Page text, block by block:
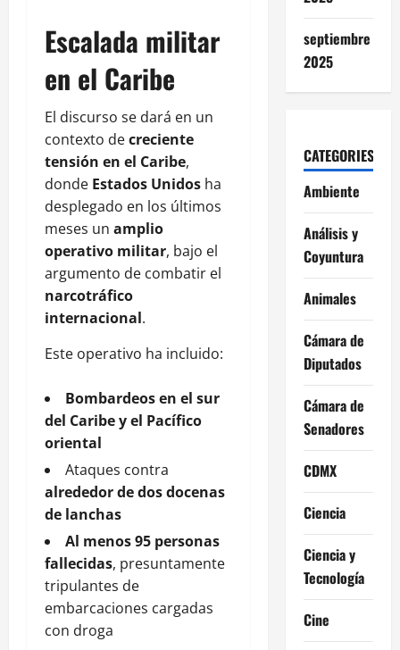
Escalada militar
en el Caribe
El discurso se dará en un
contexto decreciente
tensión en el Caribe,
donde Estados Unidos ha
desplegado en los últimos
meses un amplio
operativo militar, bajo el
argumento de combatir el
narcotráfico
internacional.
Este operativo ha incluido:
Bombardeos en el sur
del Caribe y el Pacífico
oriental
Ataques contra
alrededor de dos docenas
de lanchas
Al menos 95 personas
fallecidas, presuntamente
tripulantes de
embarcaciones cargadas
con droga
septiembre
2025
CATEGORIES
Ambiente
Análisis y
Coyuntura
Animales
Cámara de
Diputados
Cámara de
Senadores
CDMX
Ciencia
Ciencia y
Tecnología
Cine